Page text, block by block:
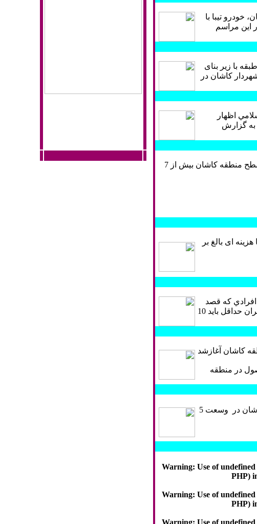
خودرو تيبا با
اين مراسم
با زیر بنای
کاشان در
اظهار
است. به گزارش
فرماندار كاشان گفت: از مجموع يك‌ هزار و 200 هكتار گلستان‌هاي گل محمدي در سطح منطقه كاشان بيش از 7
ای بالغ بر
كه قصد
تخريب و نوسازي مسكن خود در بافت فرسوده دارند خبر داد و گفت اين وديعه در تهران حداقل بايد 10
از 250 هكتار از اراضي منطقه كاشان آغازشد
در منطقه
دومین باغ پرندگان استان اصفهان را سرمایه گذار بخش خصوصی در شهر قمصر کاشان در وسعت 5
Warning: Use of
PHP)
Warning: Use of
PHP)
Warning: Use of